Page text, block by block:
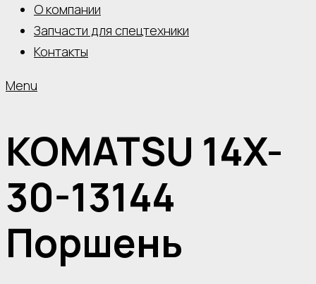
О компании
Запчасти для спецтехники
Контакты
Menu
KOMATSU 14X-
30-13144
Поршень